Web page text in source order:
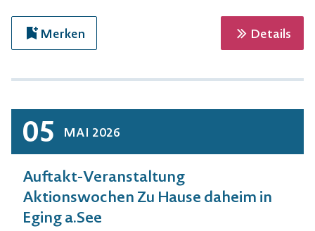
Merken Details
Auftakt-Veranstaltung
Aktionswochen Zu Hause daheim in
Eging a.See
05 MAI 2026